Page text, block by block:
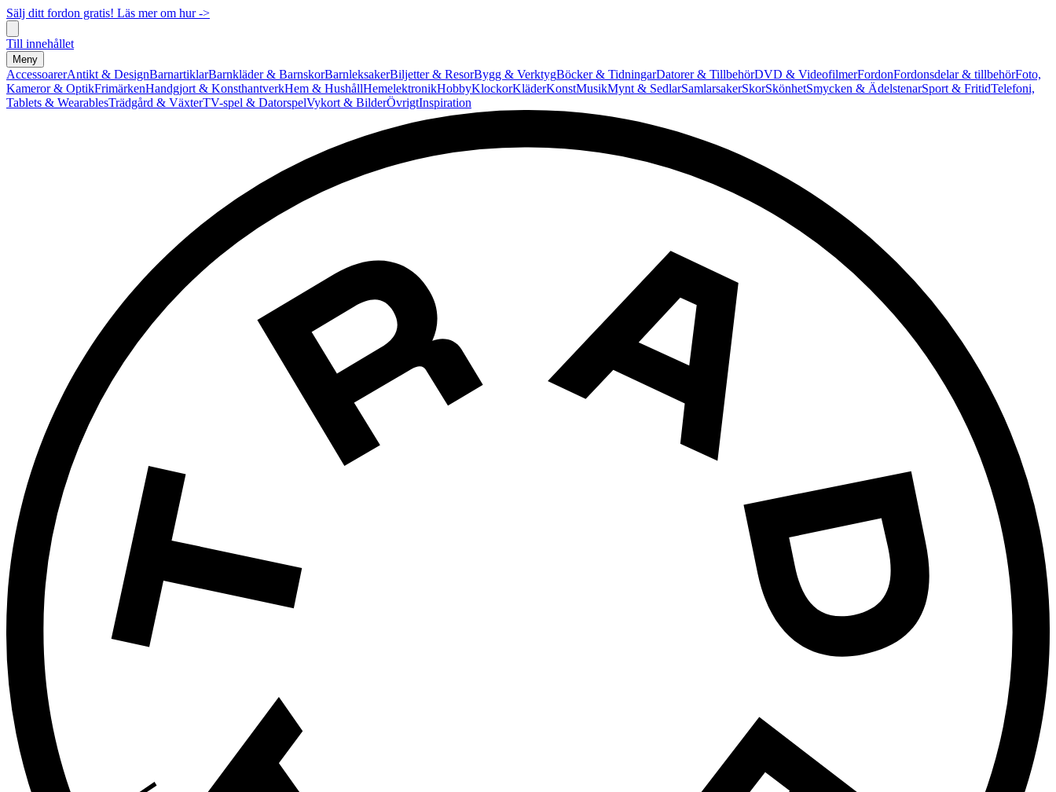
Sälj ditt fordon gratis! Läs mer om hur ->
Till innehållet
Meny
AccessoarerAntikt & DesignBarnartiklarBarnkläder & BarnskorBarnleksakerBiljetter & ResorBygg & VerktygBöcker & TidningarDatorer & TillbehörDVD & VideofilmerFordonFordonsdelar & tillbehörFoto,
Kameror & OptikFrimärkenHandgjort & KonsthantverkHem & HushållHemelektronikHobbyKlockorKläderKonstMusikMynt & SedlarSamlarsakerSkorSkönhetSmycken & ÄdelstenarSport & FritidTelefoni,
Tablets & WearablesTrädgård & VäxterTV-spel & DatorspelVykort & BilderÖvrigtInspiration